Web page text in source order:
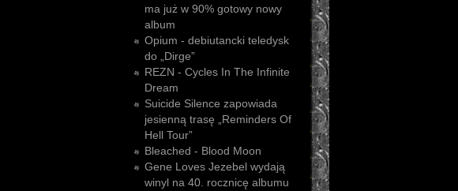
ma już w 90% gotowy nowy
album
Opium - debiutancki teledysk
do „Dirge”
REZN - Cycles In The Infinite
Dream
Suicide Silence zapowiada
jesienną trasę „Reminders Of
Hell Tour”
Bleached - Blood Moon
Gene Loves Jezebel wydają
winyl na 40. rocznicę albumu